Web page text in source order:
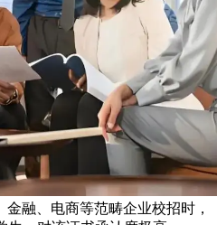
融、电商等范畴企业校招时，